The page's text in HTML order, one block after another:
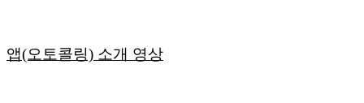
앱(오토콜링) 소개 영상